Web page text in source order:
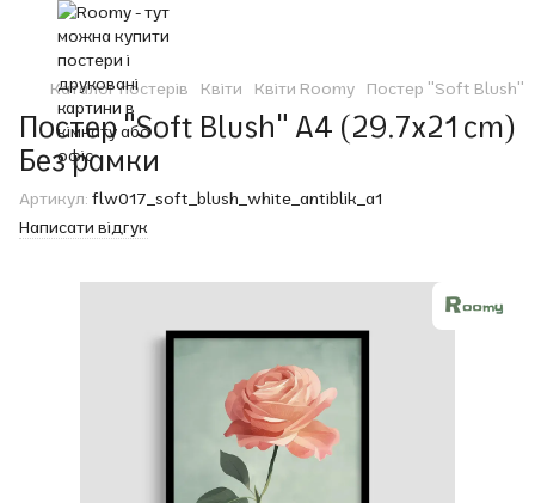
Каталог постерів Квіти Квіти Roomy Постер "Soft Blush"
Постер "Soft Blush" A4 (29.7x21 cm)
Без рамки
Артикул: flw017_soft_blush_white_antiblik_a1
Написати відгук